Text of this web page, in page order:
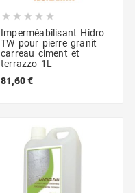
    
Imperméabilisant Hidro
TW pour pierre granit
carreau ciment et
terrazzo 1L
81,60 €